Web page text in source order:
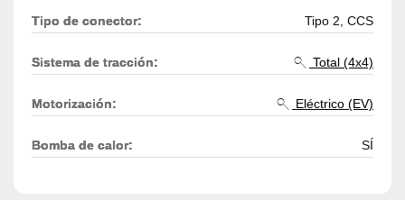
Tipo de conector: Tipo 2, CCS
Sistema de tracción: Total (4x4)
Motorización: Eléctrico (EV)
Bomba de calor: SÍ